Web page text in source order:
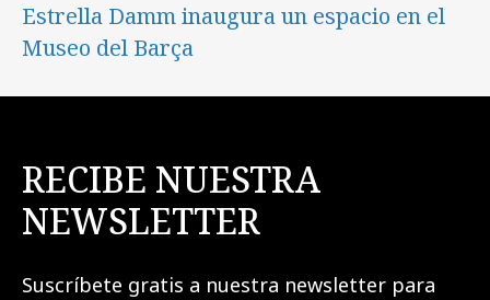
Estrella Damm inaugura un espacio en el
Museo del Barça
RECIBE NUESTRA
NEWSLETTER
Suscríbete gratis a nuestra newsletter para